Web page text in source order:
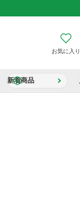
お気に入り
新着商品